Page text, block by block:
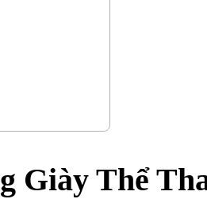
Giày Thể